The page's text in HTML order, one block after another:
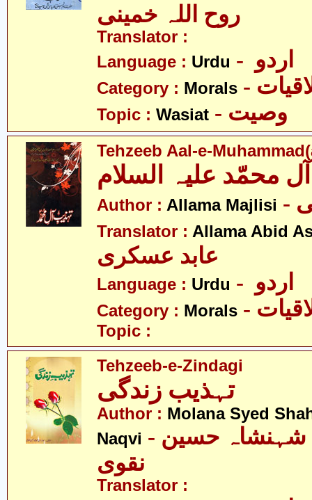
روح اللہ خمینی
Translator :
Language : Urdu
Category : Morals
Topic : Wasiat - وصیت
Tehzeeb Aal-e-
Author : Allama Majlisi
Translator : Allama Abid
عابد عسکری
Language : Urdu
Category : Morals
Topic :
Tehzeeb-e-Zindagi
تہذیب زندگی
Author : Molana Syed
Naqvi - مولانا سیّد شہنشاہ حسین
نقوی
Translator :